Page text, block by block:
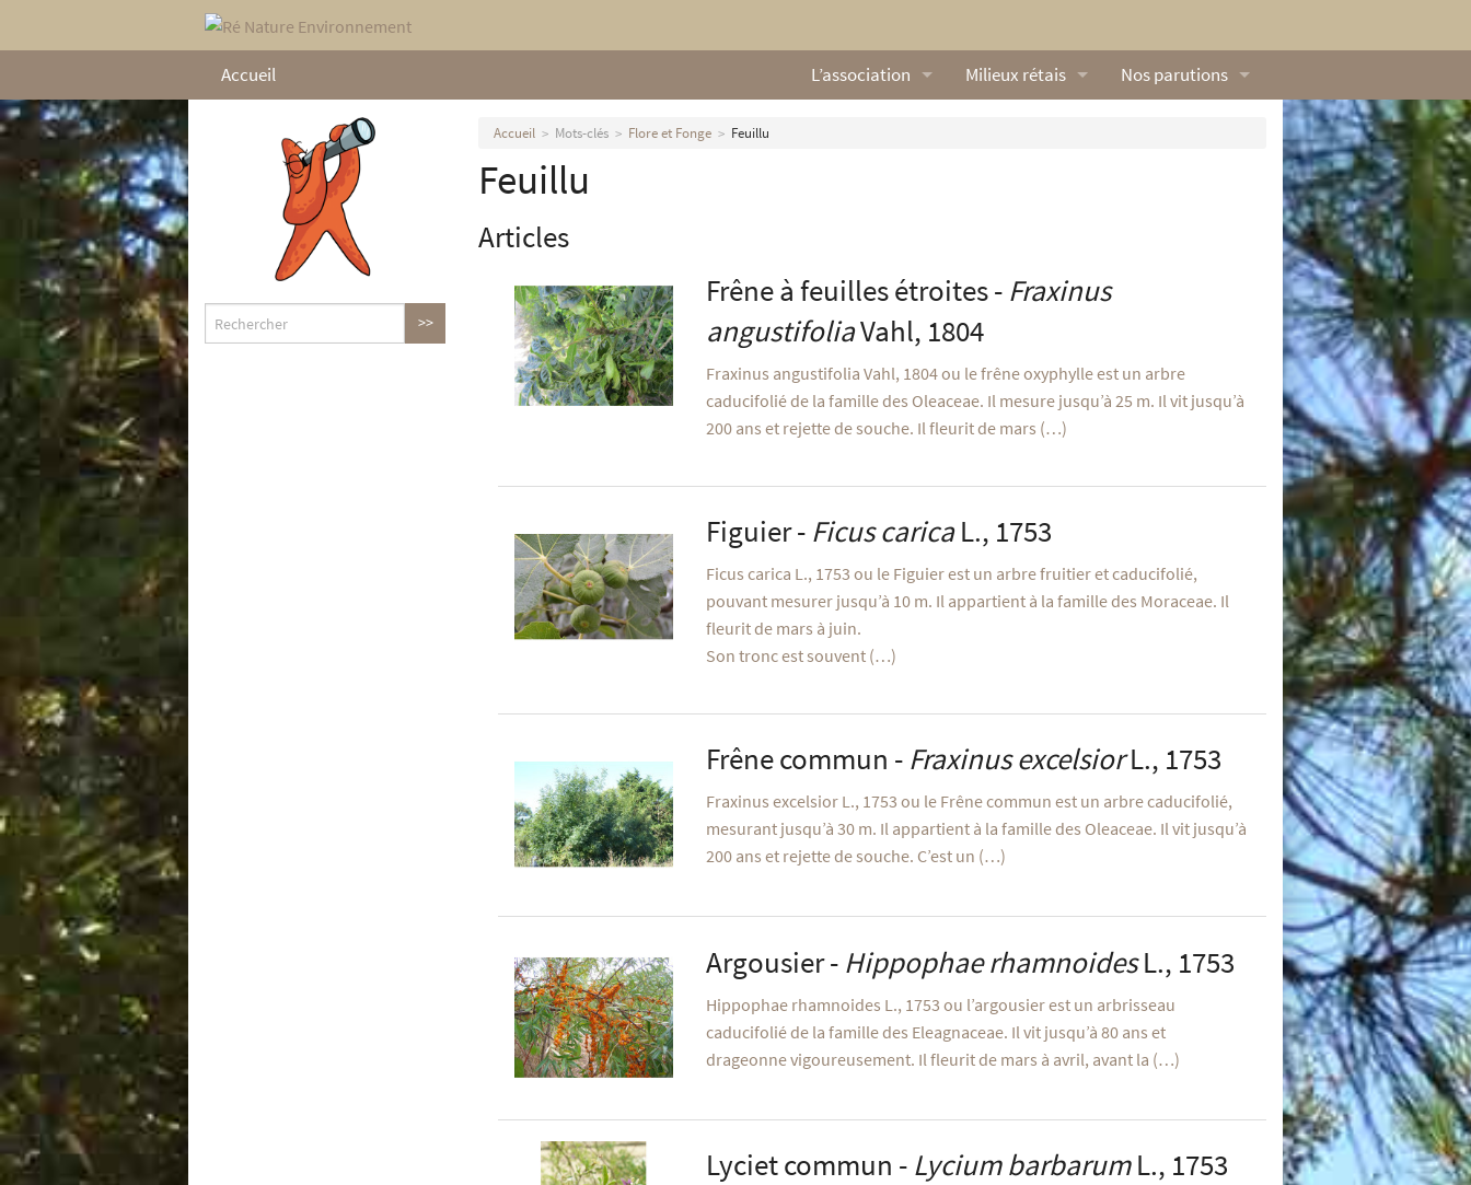
Accueil L’association
Nos partenaires
Nous contacter
Actualités
Milieux rétais Nos parutions
Vidéos naturalistes de Ré Nature
Accueil Mots-clés Flore et Fonge Feuillu
Feuillu
Articles
Frêne à feuilles étroites - Fraxinus
angustifoliaVahl, 1804
Fraxinus angustifolia Vahl, 1804 ou le frêne oxyphylle est un arbre
caducifolié de la famille des Oleaceae. Il mesure jusqu’à 25 m. Il vit jusqu’à
200 ans et rejette de souche. Il fleurit de mars (…)
Figuier - Ficus caricaL., 1753
Ficus carica L., 1753 ou le Figuier est un arbre fruitier et caducifolié,
pouvant mesurer jusqu’à 10 m. Il appartient à la famille des Moraceae. Il
fleurit de mars à juin.
Son tronc est souvent (…)
Frêne commun - Fraxinus excelsiorL., 1753
Fraxinus excelsior L., 1753 ou le Frêne commun est un arbre caducifolié,
mesurant jusqu’à 30 m. Il appartient à la famille des Oleaceae. Il vit jusqu’à
200 ans et rejette de souche. C’est un (…)
Argousier - Hippophae rhamnoidesL., 1753
Hippophae rhamnoides L., 1753 ou l’argousier est un arbrisseau
caducifolié de la famille des Eleagnaceae. Il vit jusqu’à 80 ans et
drageonne vigoureusement. Il fleurit de mars à avril, avant la (…)
Lyciet commun - Lycium barbarumL., 1753